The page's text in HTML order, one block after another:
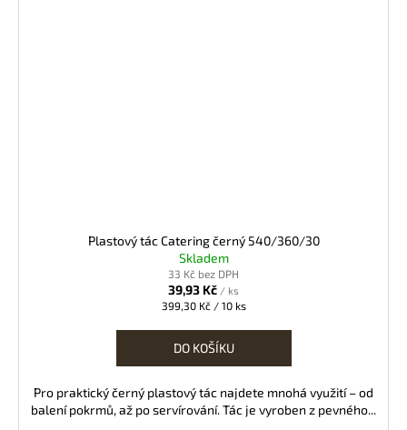
Plastový tác Catering černý 540/360/30
Skladem
33 Kč bez DPH
39,93 Kč / ks
Měrná
399,30 Kč / 10 ks
DO KOŠÍKU
Pro praktický černý plastový tác najdete mnohá využití – od
balení pokrmů, až po servírování. Tác je vyroben z pevného...